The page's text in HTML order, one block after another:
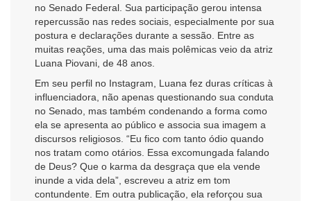
no Senado Federal. Sua participação gerou intensa
repercussão nas redes sociais, especialmente por sua
postura e declarações durante a sessão. Entre as
muitas reações, uma das mais polêmicas veio da atriz
Luana Piovani, de 48 anos.
Em seu perfil no Instagram, Luana fez duras críticas à
influenciadora, não apenas questionando sua conduta
no Senado, mas também condenando a forma como
ela se apresenta ao público e associa sua imagem a
discursos religiosos. “Eu fico com tanto ódio quando
nos tratam como otários. Essa excomungada falando
de Deus? Que o karma da desgraça que ela vende
inunde a vida dela”, escreveu a atriz em tom
contundente. Em outra publicação, ela reforçou sua